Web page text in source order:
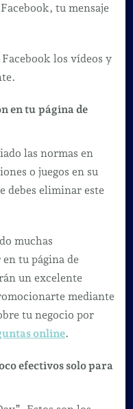
tu mensaje
los vídeos y
en tu página de
las normas en
o juegos en su
debes eliminar este
muchas
tu página de
un excelente
mediante
tu negocio por
online.
efectivos solo para